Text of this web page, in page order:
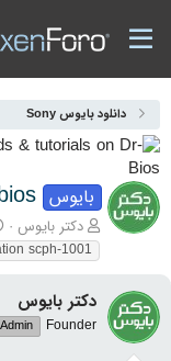
دانلود بایوس Sony
بایوس
آغازگر گفتمان
دکتر بایوس
scph-1001
دکتر بایوس
Founder
Admin